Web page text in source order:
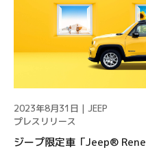
2023年8月31日 | JEEP
プレスリリース
ジープ限定車「Jeep®